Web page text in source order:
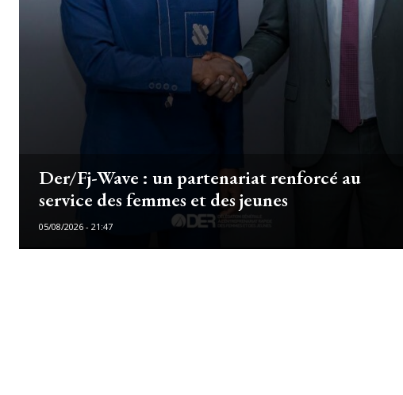
Der/Fj-Wave : un partenariat renforcé au
service des femmes et des jeunes
05/08/2026 - 21:47